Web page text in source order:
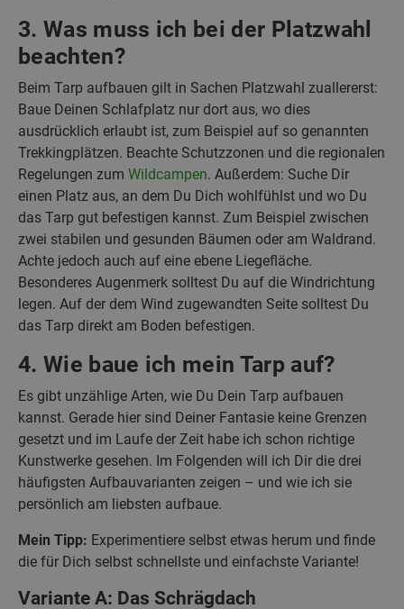
3. Was muss ich bei der Platzwahl
beachten?
Beim Tarp aufbauen gilt in Sachen Platzwahl zuallererst:
Baue Deinen Schlafplatz nur dort aus, wo dies
ausdrücklich erlaubt ist, zum Beispiel auf so genannten
Trekkingplätzen. Beachte Schutzzonen und die regionalen
Regelungen zum Wildcampen. Außerdem: Suche Dir
einen Platz aus, an dem Du Dich wohlfühlst und wo Du
das Tarp gut befestigen kannst. Zum Beispiel zwischen
zwei stabilen und gesunden Bäumen oder am Waldrand.
Achte jedoch auch auf eine ebene Liegefläche.
Besonderes Augenmerk solltest Du auf die Windrichtung
legen. Auf der dem Wind zugewandten Seite solltest Du
das Tarp direkt am Boden befestigen.
4. Wie baue ich mein Tarp auf?
Es gibt unzählige Arten, wie Du Dein Tarp aufbauen
kannst. Gerade hier sind Deiner Fantasie keine Grenzen
gesetzt und im Laufe der Zeit habe ich schon richtige
Kunstwerke gesehen. Im Folgenden will ich Dir die drei
häufigsten Aufbauvarianten zeigen – und wie ich sie
persönlich am liebsten aufbaue.
Mein Tipp: Experimentiere selbst etwas herum und finde
die für Dich selbst schnellste und einfachste Variante!
Variante A: Das Schrägdach